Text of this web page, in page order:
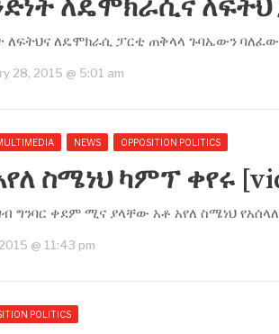
ለዴሞክራሲና
ለፍትህና ለዴሞክራሲ ፓርቲ ጠቅላላ ጉባኤውን
28, 2015 @ 5:01 am
NEWS OPPOSITION POLITICS
ስሜነህ ካምፕ ቀየሩ
ቀደም ሚና ያላቸው አቶ አየለ ስሜነህ
@ 11:43 pm
POLITICS